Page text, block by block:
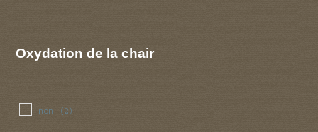
Oxydation de la chair
non (2)